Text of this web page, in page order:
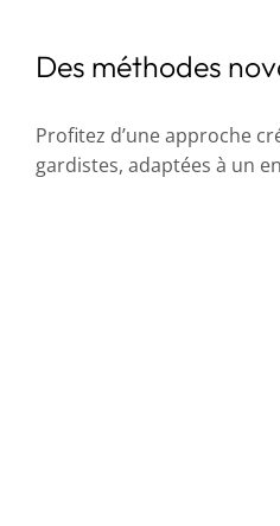
Des méthodes
Profitez d’une approche
gardistes, adaptées à un
Recherche,